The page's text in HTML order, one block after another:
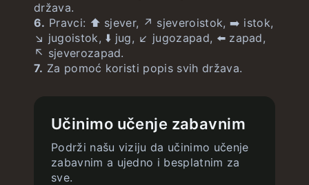
država.
6. Pravci: ⬆️ sjever, ↗️ sjeveroistok, ➡️ istok,
↘️ jugoistok, ⬇️ jug, ↙️ jugozapad, ⬅️ zapad,
↖️ sjeverozapad.
7. Za pomoć koristi popis svih država.
Učinimo učenje zabavnim
Podrži našu viziju da učinimo učenje
zabavnim a ujedno i besplatnim za
sve.